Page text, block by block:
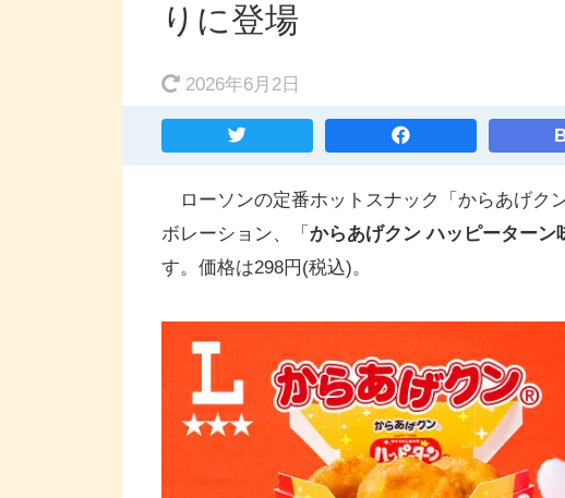
りに登場
2026年6月2日
ローソンの定番ホットスナック「からあげク
ボレーション、「 からあげクン ハッピーターン
す。価格は298円(税込)。